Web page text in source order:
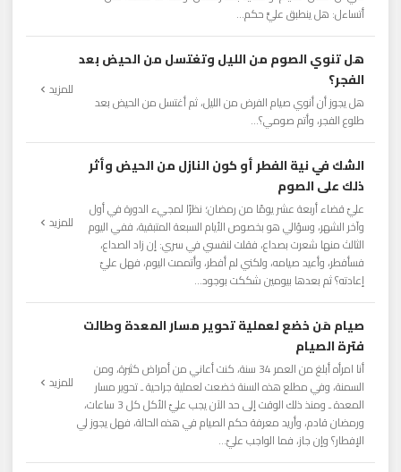
أتساءل: هل ينطبق عليَّ حكم...
هل تنوي الصوم من الليل وتغتسل من الحيض بعد
الفجر؟
هل يجوز أن أنوي صيام الفرض من الليل، ثم أغتسل من الحيض بعد
طلوع الفجر، وأتم صومي؟...
للمزيد
الشك في نية الفطر أو كون النازل من الحيض وأثر
ذلك على الصوم
عليّ قضاء أربعة عشر يومًا من رمضان؛ نظرًا لمجيء الدورة في أول
وآخر الشهر، وسؤالي هو بخصوص الأيام السبعة المتبقية، ففي اليوم
الثالث منها شعرت بصداع، فقلت لنفسي في سري: إن زاد الصداع،
فسأفطر، وأعيد صيامه، ولكني لم أفطر، وأتممت اليوم، فهل عليّ
إعادته؟ ثم بعدها بيومين شككت بوجود...
للمزيد
صيام مَن خضع لعملية تحوير مسار المعدة وطالت
فترة الصيام
أنا امرأه أبلغ من العمر 34 سنة، كنت أعاني من أمراض كثيرة، ومن
السمنة، وفي مطلع هذه السنة خضعت لعملية جراحية ـ تحوير مسار
المعدة ـ ومنذ ذلك الوقت إلى حد الآن يجب عليّ الأكل كل 3 ساعات،
ورمضان قادم، وأريد معرفة حكم الصيام في هذه الحالة، فهل يجوز لي
الإفطار؟ وإن جاز، فما الواجب عليّ...
للمزيد